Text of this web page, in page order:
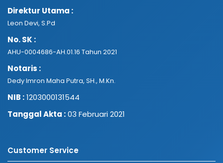
Direktur Utama :
Leon Devi, S.Pd
No. SK :
AHU-0004686-AH.01.16 Tahun 2021
Notaris :
Dedy Imron Maha Putra, SH., M.Kn.
NIB :1203000131544
Tanggal Akta :03 Februari 2021
Customer Service